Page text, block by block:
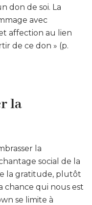
don de soi. La
avec
affection au lien
de ce don » (p.
la
la
social de la
la gratitude, plutôt
chance qui nous est
se limite à